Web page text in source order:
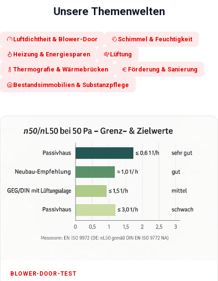
Unsere Themenwelten
Luftdichtheit & Blower-Door Schimmel & Feuchtigkeit
Heizung & Energiesparen Lüftung
Thermografie & Wärmebrücken Förderung & Sanierung
Bestandsimmobilien & Substanzpflege
BLOWER-DOOR-TEST